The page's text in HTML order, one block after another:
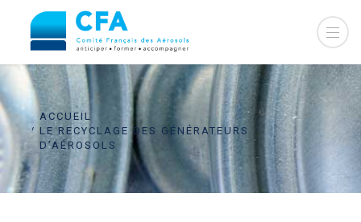
ACCUEIL
LE RECYCLAGE DES GÉNÉRATEURS
D’AÉROSOLS